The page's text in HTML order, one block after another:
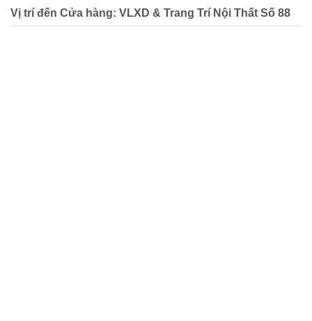
Vị trí đến Cửa hàng: VLXD & Trang Trí Nội Thất Số 88